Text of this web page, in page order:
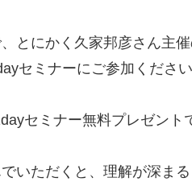
とにかく久家邦彦さん主
セミナーにご参加ください
セミナー無料プレゼント
いただくと、理解が深まる